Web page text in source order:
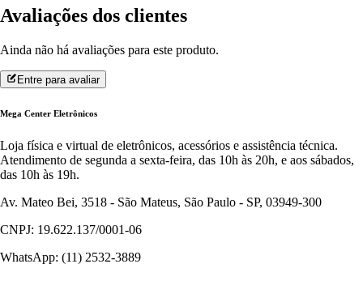
Avaliações dos clientes
Ainda não há avaliações para este produto.
Entre para avaliar
Mega Center Eletrônicos
Loja física e virtual de eletrônicos, acessórios e assistência técnica.
Atendimento de segunda a sexta-feira, das 10h às 20h, e aos sábados,
das 10h às 19h.
Av. Mateo Bei, 3518 - São Mateus, São Paulo - SP, 03949-300
CNPJ: 19.622.137/0001-06
WhatsApp: (11) 2532-3889